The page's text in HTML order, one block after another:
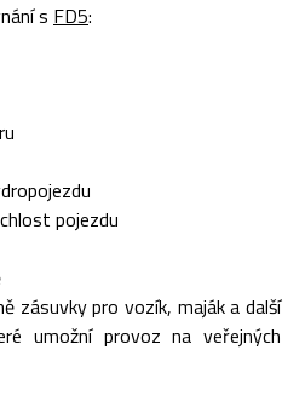
s FD5:
pojezdu
zásuvky pro vozík, maják a další
umožní provoz na veřejných